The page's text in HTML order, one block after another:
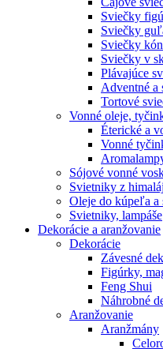
Sviečky
Sviečky
Sviečky
Sviečky v
Plávajúce
Adventné a
Tortové
Vonné oleje,
Éterické a
Vonné
Sójové vonné
Svietniky z
Oleje do kúpeľa a
Svietniky, lampáše
Dekorácie a aranžovanie
Dekorácie
Závesné
Figúrky,
Feng Shui
Náhrobné
Aranžovanie
Aranžmány